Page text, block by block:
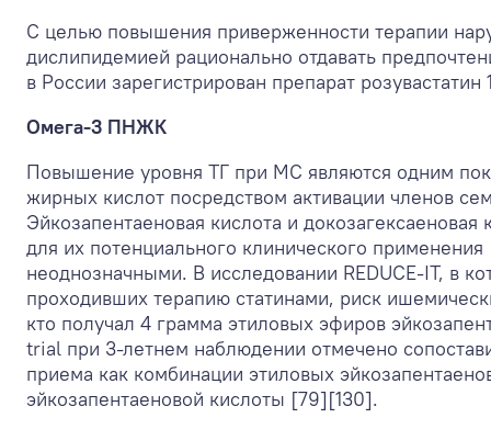
С целью повышения приверженности терапии
дислипидемией рационально отдавать
в России зарегистрирован препарат
Омега-3 ПНЖК
Повышение уровня ТГ при МС являются одним
жирных кислот посредством активации членов
Эйкозапентаеновая кислота и
для их потенциального клинического
неоднозначными. В исследовании REDUCE-IT, в
проходивших терапию статинами, риск
кто получал 4 грамма этиловых эфиров
trial при 3-летнем наблюдении отмечено
приема как комбинации этиловых
эйкозапентаеновой кислоты [79][130].